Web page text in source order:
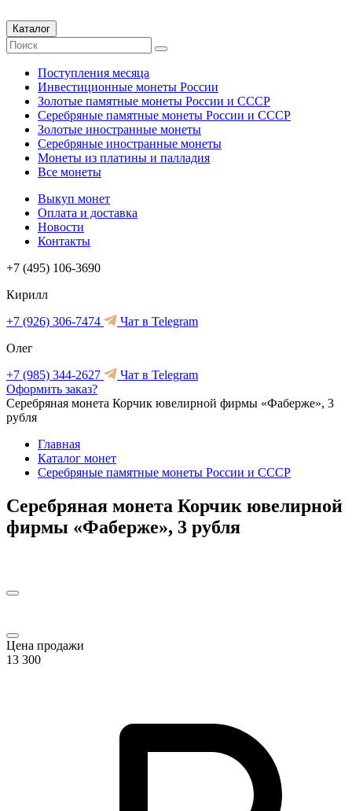
Каталог
Поступления месяца
Инвестиционные монеты России
Золотые памятные монеты России и СССР
Серебряные памятные монеты России и СССР
Золотые иностранные монеты
Серебряные иностранные монеты
Монеты из платины и палладия
Все монеты
Выкуп монет
Оплата и доставка
Новости
Контакты
+7 (495) 106-3690
Кирилл
+7 (926) 306-7474
Чат в Telegram
Олег
+7 (985) 344-2627
Чат в Telegram
Оформить заказ?
Серебряная монета Корчик ювелирной фирмы «Фаберже», 3
рубля
Главная
Каталог монет
Серебряные памятные монеты России и СССР
Серебряная монета Корчик ювелирной
фирмы «Фаберже», 3 рубля
Цена продажи
13 300